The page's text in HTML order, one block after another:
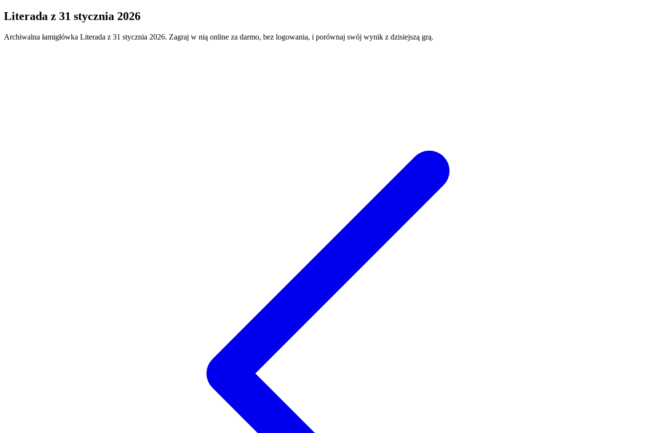
Literada z 31 stycznia 2026
Archiwalna łamigłówka Literada z 31 stycznia 2026. Zagraj w nią online za darmo, bez logowania, i porównaj swój wynik z dzisiejszą grą.